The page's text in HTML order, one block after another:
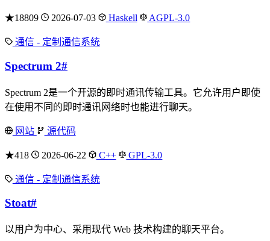
★18809 2026-07-03 Haskell AGPL-3.0
通信 - 定制通信系统
Spectrum 2#
Spectrum 2是一个开源的即时通讯传输工具。它允许用户即使
在使用不同的即时通讯网络时也能进行聊天。
网站 源代码
★418 2026-06-22 C++ GPL-3.0
通信 - 定制通信系统
Stoat#
以用户为中心、采用现代 Web 技术构建的聊天平台。